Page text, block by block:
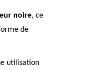
noire, ce
de
utilisation